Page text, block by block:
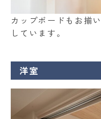
カップボードもお揃
しています。
洋室